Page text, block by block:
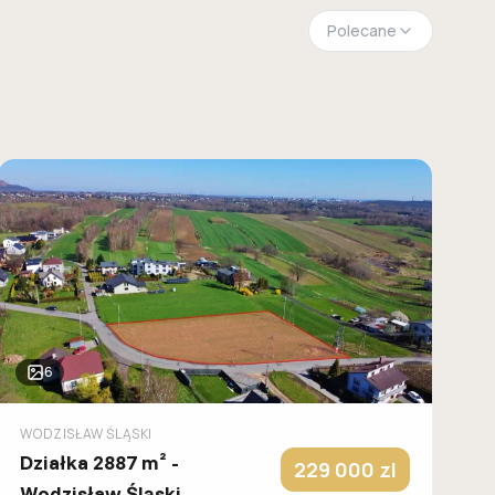
Polecane
6
WODZISŁAW ŚLĄSKI
Działka 2887 m² -
229 000 zl